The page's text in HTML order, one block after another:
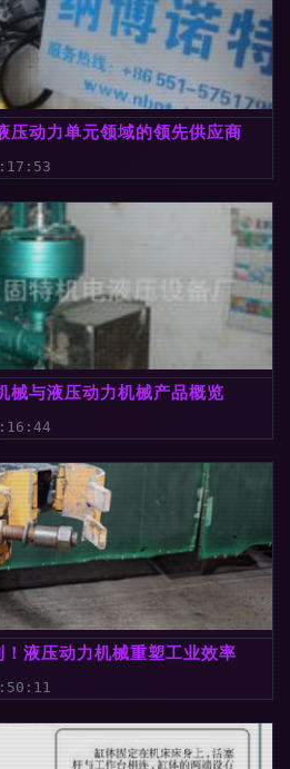
压动力单元领域的领先供应商
械与液压动力机械产品概览
液压动力机械重塑工业效率